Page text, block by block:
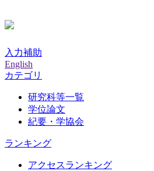
入力補助
English
カテゴリ
研究科等一覧
学位論文
紀要・学協会
ランキング
アクセスランキング